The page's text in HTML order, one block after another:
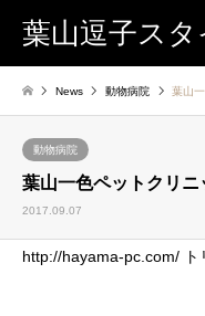
葉山逗子スタ
News 動物病院 葉山
動物病院
葉山一色ペットクリニ
2017.09.07
http://hayama-pc.com/